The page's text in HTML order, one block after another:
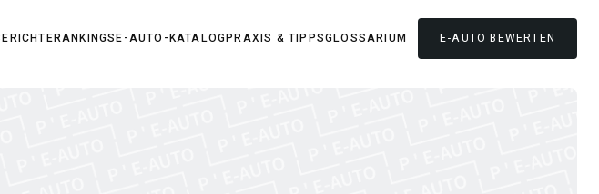
RANKINGSE-AUTO-KATALOGPRAXIS & TIPPSGLOSSARIUM E-AUTOBEWERTEN